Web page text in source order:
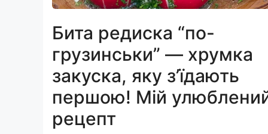
Бита редиска “по-
грузинськи” — хрумка
закуска, яку з’їдають
першою! Мій
рецепт